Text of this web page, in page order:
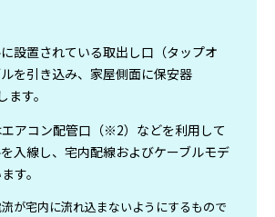
設置されている取出し口（タップオ
を引き込み、家屋側面に保安器
ます。
エアコン配管口（※2）などを利用して
入線し、宅内配線およびケーブルモデ
す。
が宅内に流れ込まないようにするもので